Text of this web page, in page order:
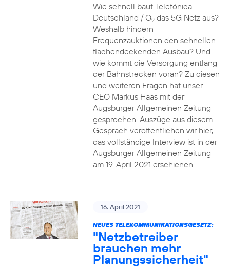
Wie schnell baut Telefónica
Deutschland / O2das 5G Netz aus?
Weshalb hindern
Frequenzauktionen den schnellen
flächendeckenden Ausbau? Und
wie kommt die Versorgung entlang
der Bahnstrecken voran? Zu diesen
und weiteren Fragen hat unser
CEO Markus Haas mit der
Augsburger Allgemeinen Zeitung
gesprochen. Auszüge aus diesem
Gespräch veröffentlichen wir hier,
das vollständige Interview ist in der
Augsburger Allgemeinen Zeitung
am 19. April 2021 erschienen.
16. April 2021
NEUES TELEKOMMUNIKATIONSGESETZ:
"Netzbetreiber
brauchen mehr
Planungssicherheit"